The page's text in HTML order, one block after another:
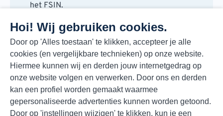
Hoi! Wij gebruiken cookies.
Door op 'Alles toestaan' te klikken, accepteer je alle
cookies (en vergelijkbare technieken) op onze website.
Hiermee kunnen wij en derden jouw internetgedrag op
onze website volgen en verwerken. Door ons en derden
kan een profiel worden gemaakt waarmee
gepersonaliseerde advertenties kunnen worden getoond.
Door op 'instellingen wijzigen' te klikken, kun je een
het FSIN.
6717 LT Ede
Contact
088 730 48 00
info@fsin.nl
Nieuwsbrief
Elke maand de beste insights en outlooks
voor de foodmarkt!